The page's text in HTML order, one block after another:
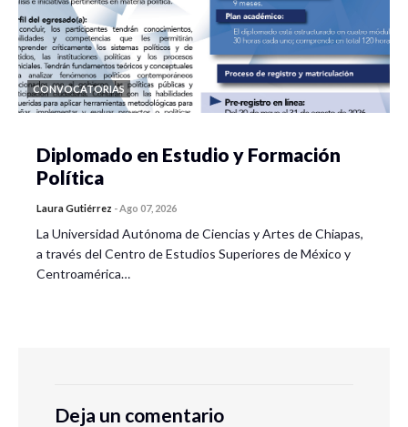
CONVOCATORIAS
Diplomado en Estudio y Formación
Política
Laura Gutiérrez - Ago 07, 2026
La Universidad Autónoma de Ciencias y Artes de Chiapas,
a través del Centro de Estudios Superiores de México y
Centroamérica…
Deja un comentario